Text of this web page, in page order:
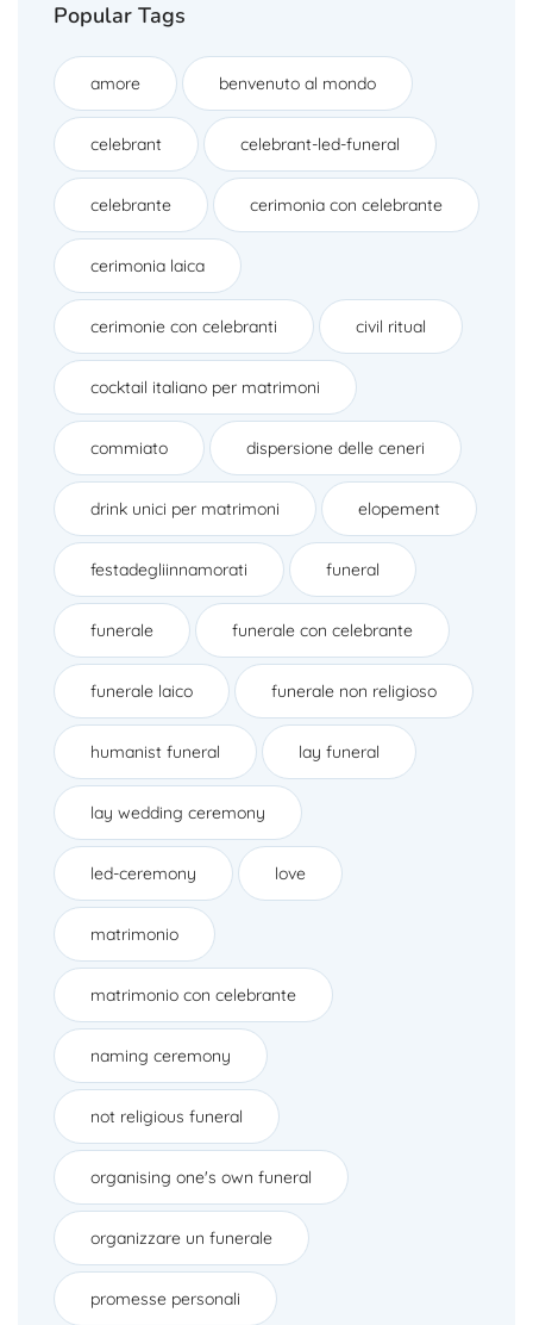
Popular Tags
amore benvenuto al mondo
celebrant celebrant-led-funeral
celebrante cerimonia con celebrante
cerimonia laica
cerimonie con celebranti civil ritual
cocktail italiano per matrimoni
commiato dispersione delle ceneri
drink unici per matrimoni elopement
festadegliinnamorati funeral
funerale funerale con celebrante
funerale laico funerale non religioso
humanist funeral lay funeral
lay wedding ceremony
led-ceremony love
matrimonio
matrimonio con celebrante
naming ceremony
not religious funeral
organising one's own funeral
organizzare un funerale
promesse personali